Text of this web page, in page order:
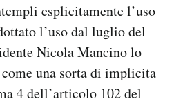
esplicitamente l’uso
l’uso dal luglio del
Nicola Mancino lo
una sorta di implicita
4 dell’articolo 102 del